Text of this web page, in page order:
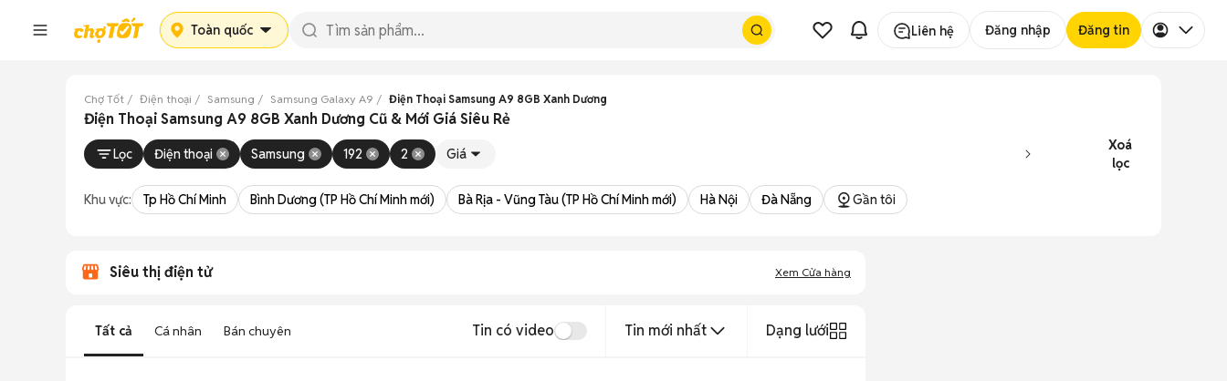
Toàn quốc Liên hệ Đăng nhập Đăng tin
Chợ Tốt Điện thoại Samsung Samsung Galaxy A9 Điện Thoại Samsung A9 8GB Xanh Dương
Điện Thoại Samsung A9 8GB Xanh Dương Cũ & Mới Giá Siêu Rẻ
Lọc Điện thoại Samsung 192 2 Giá
Xoá
lọc
Khu vực: Tp Hồ Chí Minh Bình Dương (TP Hồ Chí Minh mới) Bà Rịa - Vũng Tàu (TP Hồ Chí Minh mới) Hà Nội Đà Nẵng Gần tôi
Siêu thị điện tử Xem Cửa hàng
Tất cả Cá nhân Bán chuyên Tin có video Tin mới nhất Dạng lưới